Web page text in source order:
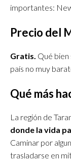
importantes:
Precio del
Gratis. Qué bien
país no muy
Qué más
La región de
donde la vida
Caminar por
trasladarse en